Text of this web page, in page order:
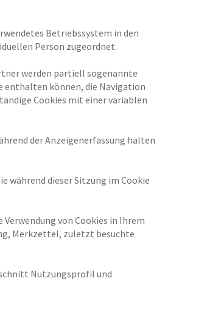
Betriebssystem in den
Person zugeordnet.
werden partiell sogenannte
enthalten können, die Navigation
Cookies mit einer variablen
der Anzeigenerfassung halten
während dieser Sitzung im Cookie
von Cookies in Ihrem
Merkzettel, zuletzt besuchte
Nutzungsprofil und